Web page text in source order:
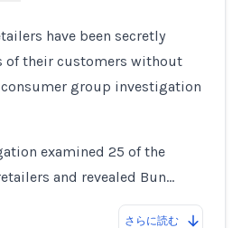
have been secretly
of their customers without
group investigation
examined 25 of the
and revealed Bun…
さらに読む